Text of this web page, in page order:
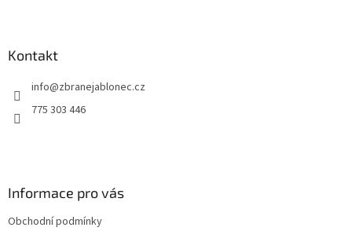
Kontakt
info@zbranejablonec.cz
775 303 446
Informace pro vás
Obchodní podmínky